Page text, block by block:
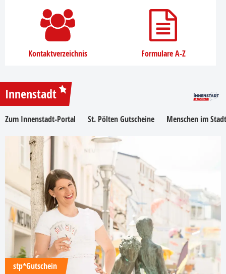
Kontaktverzeichnis Formulare A-Z
Innenstadt
Zum Innenstadt-Portal St. Pölten Gutscheine Menschen im
stp*Gutschein